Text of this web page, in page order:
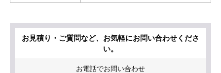
お見積り・ご質問など、お気軽にお問い合わせくださ
い。
お電話でお問い合わせ